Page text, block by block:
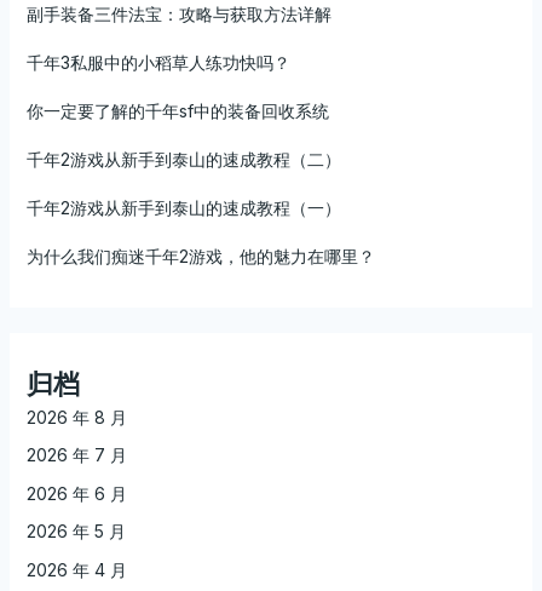
副手装备三件法宝：攻略与获取方法详解
千年3私服中的小稻草人练功快吗？
你一定要了解的千年sf中的装备回收系统
千年2游戏从新手到泰山的速成教程（二）
千年2游戏从新手到泰山的速成教程（一）
为什么我们痴迷千年2游戏，他的魅力在哪里？
归档
2026 年 8 月
2026 年 7 月
2026 年 6 月
2026 年 5 月
2026 年 4 月